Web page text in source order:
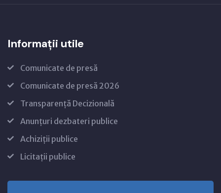
Informații utile
Comunicate de presă
Comunicate de presă 2026
Transparență Decizională
Anunțuri dezbateri publice
Achiziții publice
Licitații publice